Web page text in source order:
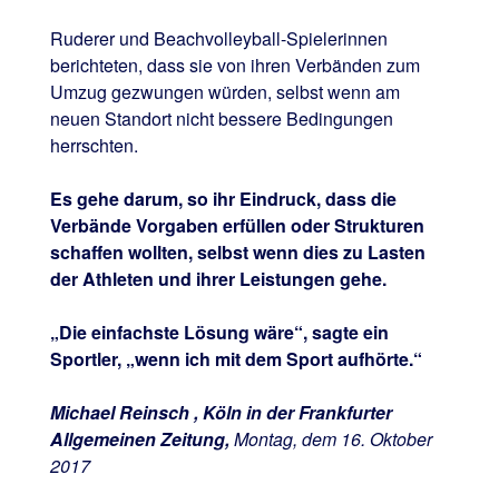
Ruderer und Beachvolleyball-Spielerinnen
berichteten, dass sie von ihren Verbänden zum
Umzug gezwungen würden, selbst wenn am
neuen Standort nicht bessere Bedingungen
herrschten.
Es gehe darum, so ihr Eindruck, dass die
Verbände Vorgaben erfüllen oder Strukturen
schaffen wollten, selbst wenn dies zu Lasten
der Athleten und ihrer Leistungen gehe.
„Die einfachste Lösung wäre“, sagte ein
Sportler, „wenn ich mit dem Sport aufhörte.“
Michael Reinsch , Köln in der Frankfurter
Allgemeinen Zeitung,Montag, dem 16. Oktober
2017